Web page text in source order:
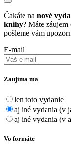
Čakáte na nové
knihy? Máte záujem
pošleme vám
E-mail
Zaujíma ma
len toto vydanie
aj iné vydania (v
aj iné vydania (v
Vo formáte